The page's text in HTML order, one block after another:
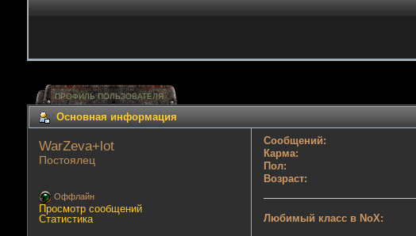
ПРОФИЛЬ ПОЛЬЗОВАТЕЛЯ
Основная информация
WarZeva+lot
Постоялец
Оффлайн
Просмотр сообщений
Статистика
Сообщений:
Карма:
Пол:
Возраст:
Любимый класс в NoX: